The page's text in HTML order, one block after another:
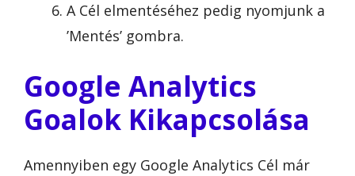
A Cél elmentéséhez pedig nyomjunk a
’Mentés’ gombra.
Google Analytics
Goalok Kikapcsolása
Amennyiben egy Google Analytics Cél már